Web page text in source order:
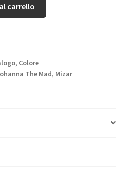
carrello
, Colore
The Mad, Mizar